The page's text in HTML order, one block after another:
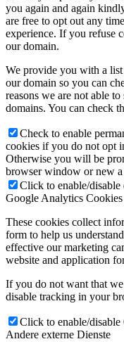
you again and again
are free to opt out any
experience. If you refuse
our domain.
We provide you with a
our domain so you can
reasons we are not able
domains. You can check
Check to enable
cookies if you do not opt
Otherwise you will be
browser window or new a
Click to enable/disable
Google Analytics Cookies
These cookies collect
form to help us
effective our marketing
website and application
If you do not want that
disable tracking in your
Click to enable/
Andere externe Dienste